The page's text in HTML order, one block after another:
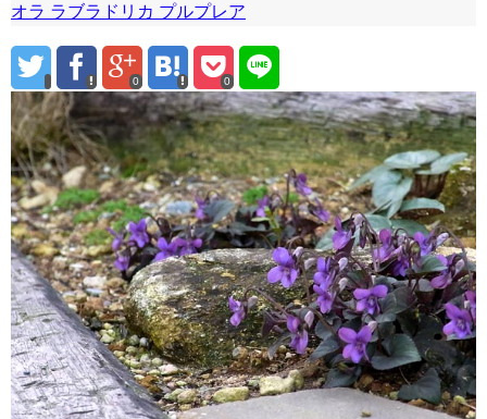
オラ ラブラドリカ プルプレア
0 0